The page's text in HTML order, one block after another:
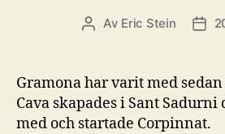
Inläggsförfattare
Av Eric Stein
Gramona har varit med
Cava skapades i Sant Sadurni
med och startade Corpinnat.